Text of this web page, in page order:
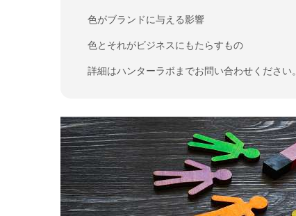
色がブランドに与える影響
色とそれがビジネスにもたらすもの
詳細はハンターラボまでお問い合わせください。